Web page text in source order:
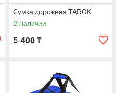
Сумка дорожная TAROK
В наличии
5 400 ₸